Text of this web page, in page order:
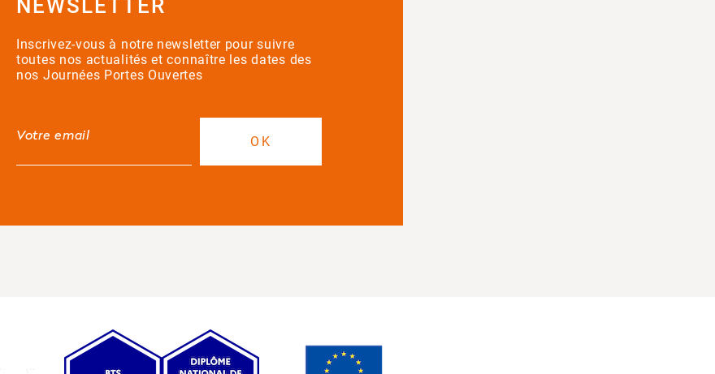
NEWSLETTER
Inscrivez-vous à notre newsletter pour suivre
toutes nos actualités et connaître les dates des
nos Journées Portes Ouvertes